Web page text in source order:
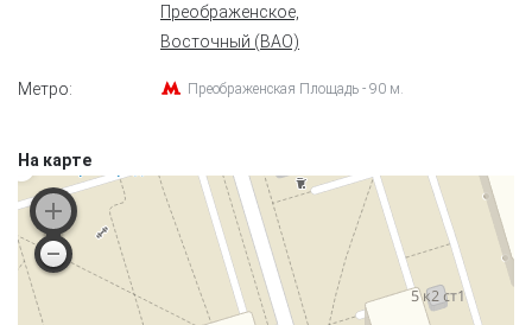
Преображенское,
Восточный (ВАО)
Метро: Преображенская Площадь - 90 м.
На карте